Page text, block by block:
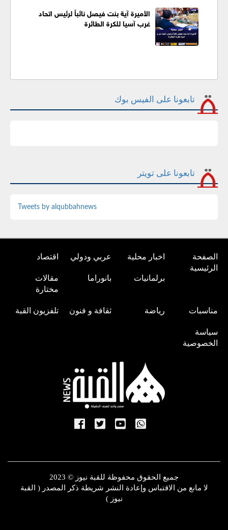
الأميرة آية بنت فيصل نائباً لرئيس اتحاد
غرب آسيا للكرة الطائرة
تابعونا على الفيس بوك
تابعونا على تويتر
Tweets by alqubbahnews
الصفحة
الرئيسية
اخبار محلية عربي ودولي اقتصاد
برلمانيات بانوراما
مقالات
مختارة
مناسبات رياضة ثقافة و فنون تلفزيون القبة
سياسة
الخصوصية
جميع الحقوق محفوظة للقبة نيوز © 2023
لا مانع من الاقتباس وإعادة النشر شريطة ذكر المصدر ( القبة
نيوز )